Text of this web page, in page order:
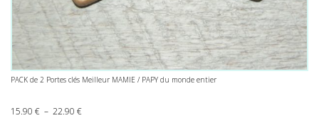
PACK de 2 Portes clés Meilleur MAMIE / PAPY du monde entier
15.90 € – 22.90 €Plage de prix : 15.90 € à 22.90 €